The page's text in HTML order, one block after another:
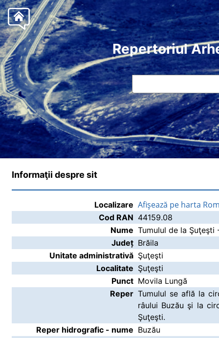
Repertoriul
Informaţii despre sit
Localizare Afişează pe harta
Cod RAN 44159.08
Nume Tumulul de la Şuţeşti
Județ Brăila
Unitate administrativă Şuţeşti
Localitate Şuţeşti
Punct Movila Lungă
Reper Tumulul se află la
râului Buzău şi la
Şuţeşti.
Reper hidrografic - nume Buzău